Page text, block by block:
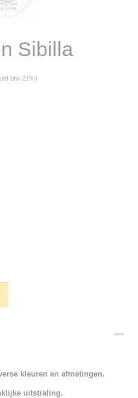
Sibilla
btw 21%)
kleuren en afmetingen.
uitstraling.